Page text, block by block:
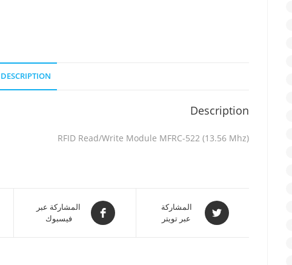
DESCRIPTION
Description
RFID Read/Write Module MFRC-522 (13.56 Mhz)
المشاركة
عبر تويتر
المشاركة عبر
فيسبوك